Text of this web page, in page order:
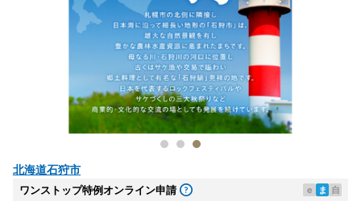
北海道石狩市
ワンストップ特例オンライン申請 e ま 自